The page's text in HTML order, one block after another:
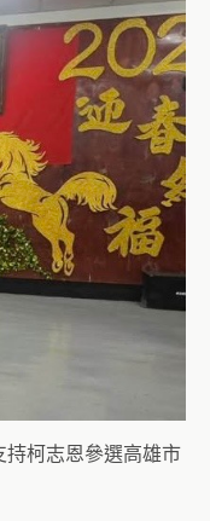
持柯志恩參選高雄市